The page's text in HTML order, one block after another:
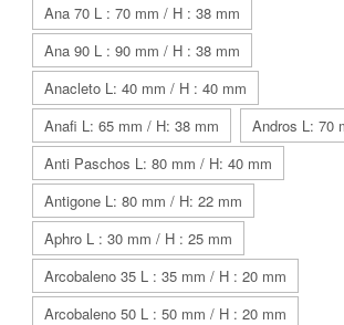
Ana 70 L : 70 mm / H : 38 mm
Ana 90 L : 90 mm / H : 38 mm
Anacleto L: 40 mm / H : 40 mm
Anafi L: 65 mm / H: 38 mm
Andros L: 70
Anti Paschos L: 80 mm / H: 40 mm
Antigone L: 80 mm / H: 22 mm
Aphro L : 30 mm / H : 25 mm
Arcobaleno 35 L : 35 mm / H : 20 mm
Arcobaleno 50 L : 50 mm / H : 20 mm